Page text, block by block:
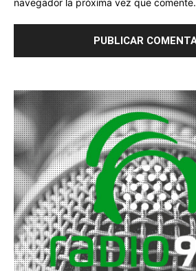
navegador la próxima vez que comente.